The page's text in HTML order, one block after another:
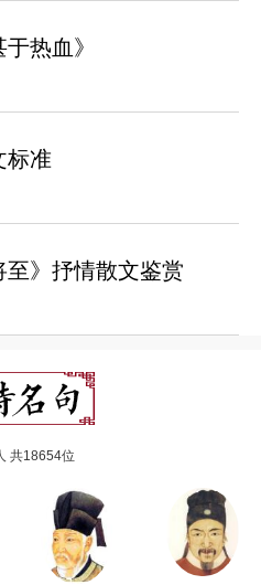
热血》
标准
至》抒情散文鉴赏
共18654位